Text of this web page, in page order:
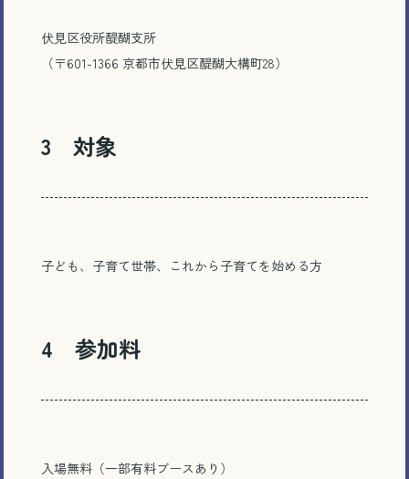
伏見区役所醍醐支所
（〒601-1366 京都市伏見区醍醐大構町28）
3 対象
子ども、子育て世帯、これから子育てを始める方
4 参加料
入場無料（一部有料ブースあり）